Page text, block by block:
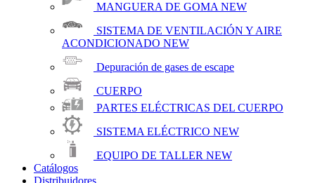
MANGUERA DE GOMA NEW
SISTEMA DE VENTILACIÓN Y AIRE
ACONDICIONADO NEW
Depuración de gases de escape
CUERPO
PARTES ELÉCTRICAS DEL CUERPO
SISTEMA ELÉCTRICO NEW
EQUIPO DE TALLER NEW
Catálogos
Distribuidores